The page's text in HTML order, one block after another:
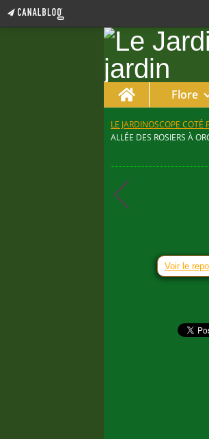
Home Flore
LE JARDINOSCOPE COTÉ
ALLÉE DES ROSIERS À
Voir le